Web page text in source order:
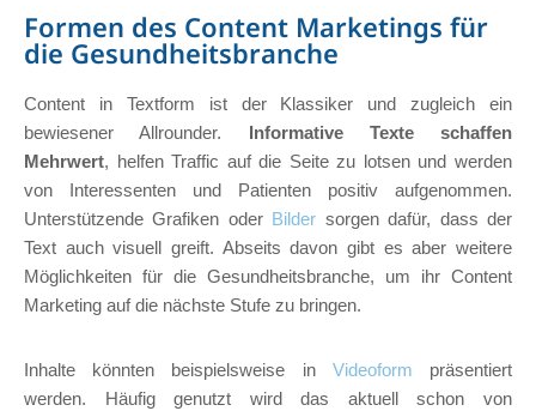
Formen des Content Marketings für
die Gesundheitsbranche
Content in Textform ist der Klassiker und zugleich ein
bewiesener Allrounder. Informative Texte schaffen
Mehrwert, helfen Traffic auf die Seite zu lotsen und werden
von Interessenten und Patienten positiv aufgenommen.
Unterstützende Grafiken oder Bilder sorgen dafür, dass der
Text auch visuell greift. Abseits davon gibt es aber weitere
Möglichkeiten für die Gesundheitsbranche, um ihr Content
Marketing auf die nächste Stufe zu bringen.
Inhalte könnten beispielsweise in Videoform präsentiert
werden. Häufig genutzt wird das aktuell schon von